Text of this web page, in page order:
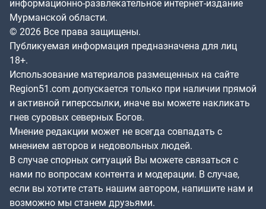
информационно-развлекательное интернет-издание
Мурманской области.
© 2026 Все права защищены.
Публикуемая информация предназначена для лиц
18+.
Использование материалов размещенных на сайте
Region51.com допускается только при наличии прямой
и активной гиперссылки, иначе вы можете накликать
гнев суровых северных Богов.
Мнение редакции может не всегда совпадать с
мнением авторов и недовольных людей.
В случае спорных ситуаций Вы можете связаться с
нами по вопросам контента и модерации. В случае,
если вы хотите стать нашим автором, напишите нам и
возможно мы станем друзьями.